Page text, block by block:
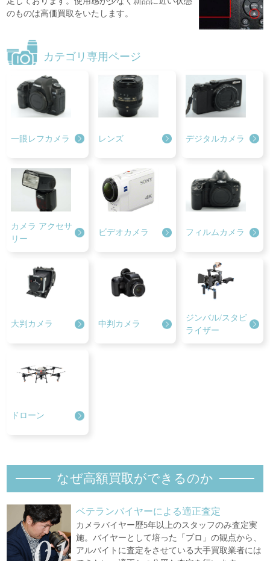
のものは高価買取をいたします。
カテゴリ専用ページ
一眼レフカメラ レンズ デジタルカメラ
カメラ アクセサ
リー
ビデオカメラ フィルムカメラ
大判カメラ 中判カメラ
ジンバル/スタビ
ライザー
ドローン
なぜ高額買取ができるのか
ベテランバイヤーによる適正査定
カメラバイヤー歴5年以上のスタッフのみ査定実
施。バイヤーとして培った「プロ」の観点から、
アルバイトに査定をさせている大手買取業者には